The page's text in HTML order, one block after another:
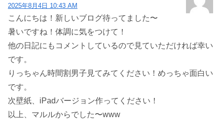
2025年8月4日 10:43 AM
こんにちは！新しいブログ待ってました〜
暑いですね！体調に気をつけて！
他の日記にもコメントしているので見ていただければ幸い
です。
りっちゃん時間割男子見てみてください！めっちゃ面白い
です。
次壁紙、iPadバージョン作ってください！
以上、マルルからでした〜www